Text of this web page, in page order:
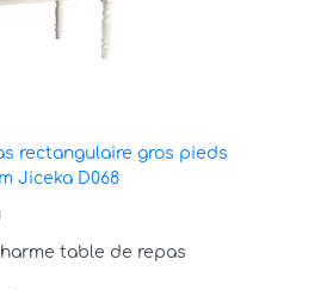
rectangulaire gros pieds
Jiceka D068
table de repas